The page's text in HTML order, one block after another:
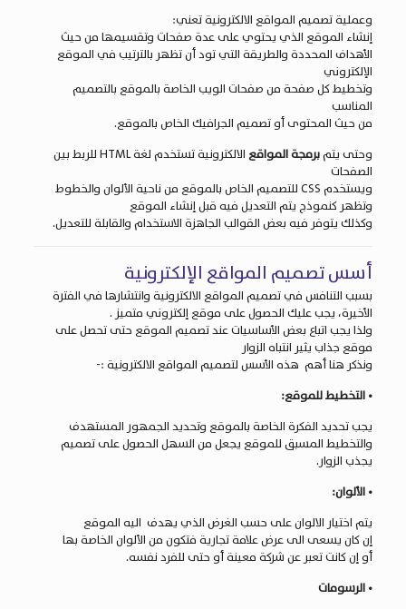
وعمليةتصميم المواقع الالكترونيةتعني:
إنشاء الموقع الذي يحتوي على عدة صفحات وتقسيمها من حيث
الأهداف المحددة والطريقة التي تود أن تظهر بالترتيب فيالموقع
الإلكتروني
وتخطيط كل صفحة من صفحات الويب الخاصة بالموقع بالتصميم
المناسب
من حيث المحتوى أو تصميم الجرافيك الخاص بالموقع.
وحتى يتمبرمجة المواقع
الالكترونية تستخدم لغة HTML للربط بين
الصفحات
ويستخدم CSS للتصميم الخاص بالموقع من ناحية الألوان والخطوط
وتظهر كنموذج يتم التعديل فيه قبل إنشاء الموقع
وكذلك يتوفر فيه بعض القوالب الجاهزةالاستخدام والقابلة للتعديل.
أسس تصميم المواقع الإلكترونية
بسبب التنافس في تصميم المواقع الالكترونية وانتشارها في الفترة
الأخيرة، يجب عليك الحصول على موقع إلكتروني متميز .
ولذا يجب اتباع بعض الأساسيات عند تصميم الموقع حتى تحصل على
موقع جذاب يثير انتباه الزوار
ونذكر هنا أهم هذه الأسسلتصميم المواقع الالكترونية :-
• التخطيط للموقع:
يجب تحديد الفكرة الخاصة بالموقع وتحديد الجمهور المستهدف
والتخطيط المسبق للموقع يجعل من السهل الحصول على تصميم
يجذب الزوار.
• الألوان:
يتم اختيار الالوان على حسب الغرض الذي يهدف اليه الموقع
إن كان يسعى الى عرض علامة تجارية فتكون من الألوان الخاصة بها
أو إن كانت تعبر عن شركة معينة أو حتى للفرد نفسه.
• الرسومات